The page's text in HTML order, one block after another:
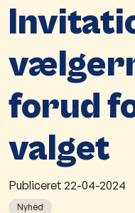
forud
valget
Publiceret 22-04-2024
Nyhed